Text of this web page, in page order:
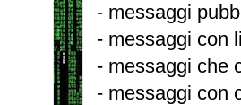
- messaggi
- messaggi con
- messaggi che
- messaggi con